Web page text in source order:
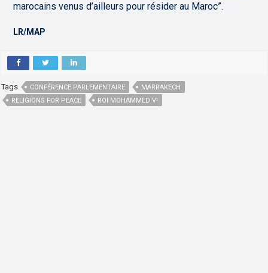
marocains venus d’ailleurs pour résider au Maroc”.
LR/MAP
Tags CONFÉRENCE PARLEMENTAIRE
MARRAKECH
RELIGIONS FOR PEACE
ROI MOHAMMED VI